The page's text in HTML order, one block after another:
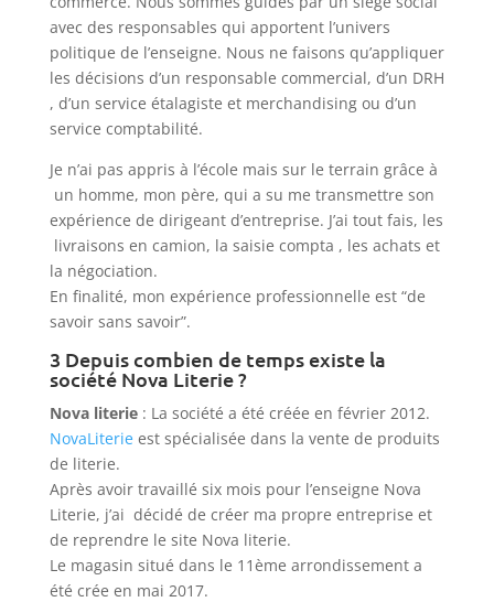
avec des responsables qui apportent l’univers
politique de l’enseigne. Nous ne faisons qu’appliquer
les décisions d’un responsable commercial, d’un DRH
, d’un service étalagiste et merchandising ou d’un
service comptabilité.
Je n’ai pas appris à l’école mais sur le terrain grâce à
un homme, mon père, qui a su me transmettre son
expérience de dirigeant d’entreprise. J’ai tout fais, les
livraisons en camion, la saisie compta , les achats et
la négociation.
En finalité, mon expérience professionnelle est “de
savoir sans savoir”.
3 Depuis combien de temps existe la
société Nova Literie ?
Nova literie: La société a été créée en février 2012.
NovaLiterieest spécialisée dans la vente de produits
de literie.
Après avoir travaillé six mois pour l’enseigne Nova
Literie, j’ai décidé de créer ma propre entreprise et
de reprendre le site Nova literie.
Le magasin situé dans le 11ème arrondissement a
été crée en mai 2017.